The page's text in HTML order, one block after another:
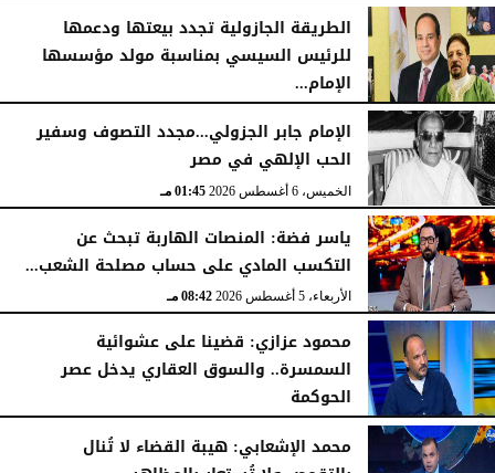
الخميس، 6 أغسطس 2026 06:22 مـ
الطريقة الجازولية تجدد بيعتها ودعمها
للرئيس السيسي بمناسبة مولد مؤسسها
الإمام...
الخميس، 6 أغسطس 2026
الإمام جابر الجزولي...مجدد التصوف وسفير
الحب الإلهي في مصر
الخميس، 6 أغسطس 2026 01:45 مـ
ياسر فضة: المنصات الهاربة تبحث عن
التكسب المادي على حساب مصلحة الشعب...
الأربعاء، 5 أغسطس 2026 08:42 مـ
محمود عزازي: قضينا على عشوائية
السمسرة.. والسوق العقاري يدخل عصر
الحوكمة
الأربعاء، 5 أغسطس 2026
محمد الإشعابي: هيبة القضاء لا تُنال